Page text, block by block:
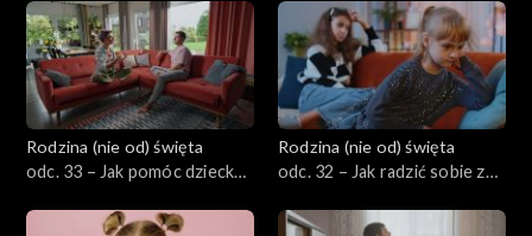
rodzicielstwem,
małżeństwem a pędem życia?
w Duchu Świętym – gdzie
wysłać dzieci?
Rodzina (nie od) święta
odc. 33 – Jak pomóc dziecku
tożsamości w okresie
Rodzina (nie od) święta
odc. 32 – Jak radzić sobie z
rodzeństwem?